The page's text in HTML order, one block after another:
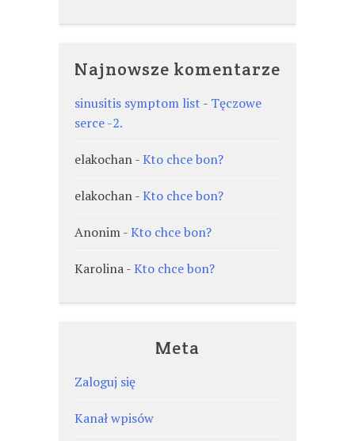
Najnowsze komentarze
sinusitis symptom list - Tęczowe
serce -2.
elakochan-Kto chce bon?
elakochan-Kto chce bon?
Anonim-Kto chce bon?
Karolina-Kto chce bon?
Meta
Zaloguj się
Kanał wpisów